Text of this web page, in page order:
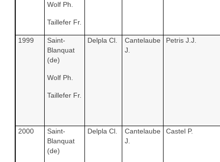
Wolf Ph.
Taillefer Fr.
1999
Saint-
Blanquat
(de)
Wolf Ph.
Taillefer Fr.
Delpla Cl.
Cantelaube
J.
Petris J.J.
2000
Saint-
Blanquat
(de)
Delpla Cl.
Cantelaube
J.
Castel P.